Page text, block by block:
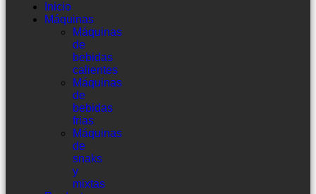
Inicio
Máquinas
Máquinas
de
bebidas
calientes
Máquinas
de
bebidas
frias
Máquinas
de
snaks
y
mixtas